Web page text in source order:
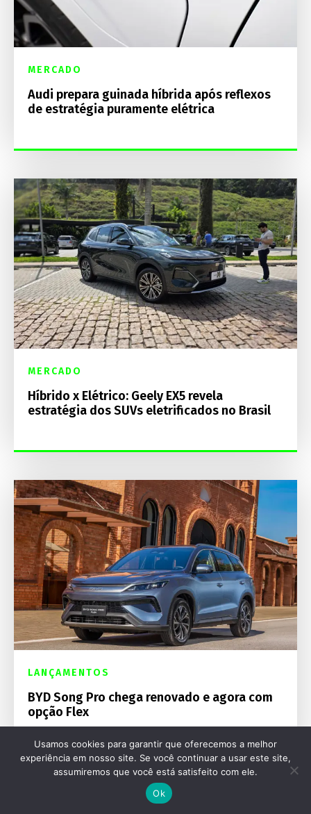
MERCADO
Audi prepara guinada híbrida após reflexos
de estratégia puramente elétrica
MERCADO
Híbrido x Elétrico: Geely EX5 revela
estratégia dos SUVs eletrificados no Brasil
LANÇAMENTOS
BYD Song Pro chega renovado e agora com
opção Flex
Usamos cookies para garantir que oferecemos a melhor
experiência em nosso site. Se você continuar a usar este site,
assumiremos que você está satisfeito com ele.
Ok